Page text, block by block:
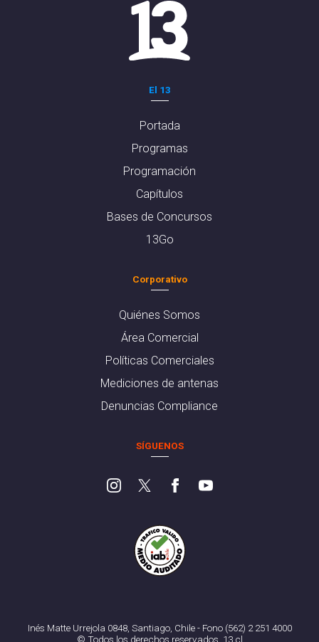
El 13
Portada
Programas
Programación
Capítulos
Bases de Concursos
13Go
Corporativo
Quiénes Somos
Área Comercial
Políticas Comerciales
Mediciones de antenas
Denuncias Compliance
SÍGUENOS
Inés Matte Urrejola 0848, Santiago, Chile - Fono (562) 2 251 4000
© Todos los derechos reservados. 13.cl